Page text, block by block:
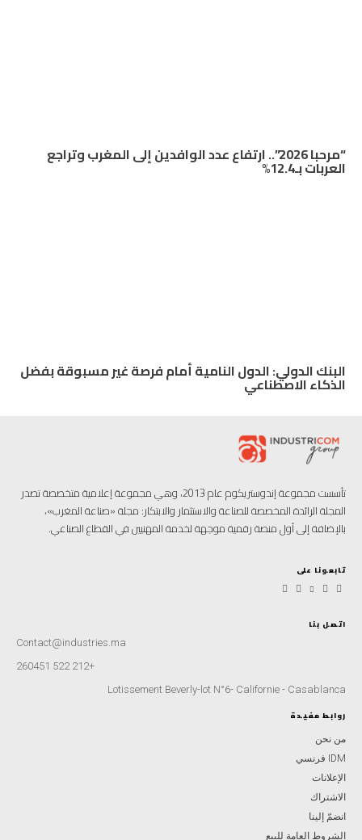
“مرحبا 2026”.. ارتفاع عدد الوافدين إلى المغرب وتراجع
العربات بـ12.4%
البنك الدولي: الدول النامية أمام فرصة غير مسبوقة بفضل
الذكاء الاصطناعي
روابط مفيدة
من نحن
IDM فرنسي
الإعلانات
الاشتراك
انضمّ إلينا
الشروط العامة للبيع
اتصل بنا
Contact@industries.ma
+212 522 260451
Lotissement Beverly-lot N°6- Californie - Casablanca
تأسست مجموعة إندوستريكوم عام 2013، وهي مجموعة إعلامية متخصصة تصدر
المجلة الرائدة المخصصة للصناعة والاستثمار والابتكار: مجلة «صناعة المغرب»،
بالإضافة إلى أول منصة رقمية موجهة لخدمة المهنيين في القطاع الصناعي.
تابعونا على